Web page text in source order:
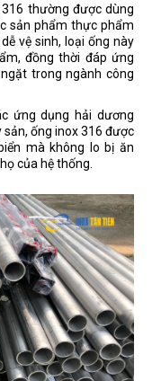
316 thường được dùng
sản phẩm thực phẩm
vệ sinh, loại ống này
đồng thời đáp ứng
trong ngành công
ứng dụng hải dương
sản, ống inox 316 được
mà không lo bị ăn
của hệ thống.